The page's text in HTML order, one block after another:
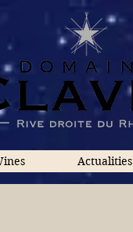
Actualities